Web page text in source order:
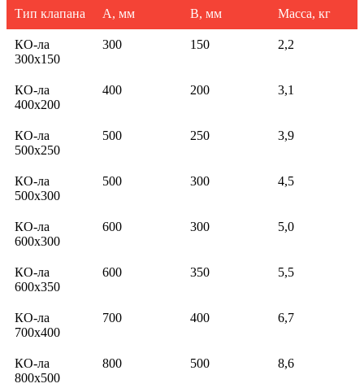
Тип клапана A, мм B, мм Масса, кг
КО-ла
300х150
300 150 2,2
КО-ла
400х200
400 200 3,1
КО-ла
500х250
500 250 3,9
КО-ла
500х300
500 300 4,5
КО-ла
600х300
600 300 5,0
КО-ла
600х350
600 350 5,5
КО-ла
700х400
700 400 6,7
КО-ла
800х500
800 500 8,6